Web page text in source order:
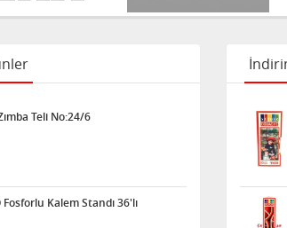
Teli No:24/6
Fosforlu Kalem Standı 36'lı